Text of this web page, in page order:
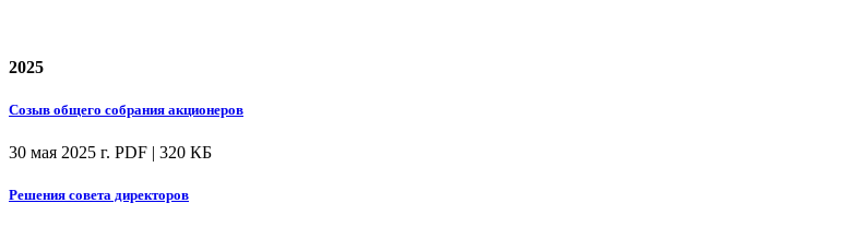
2025
Созыв общего собрания акционеров
30 мая 2025 г. PDF | 320 КБ
Решения совета директоров